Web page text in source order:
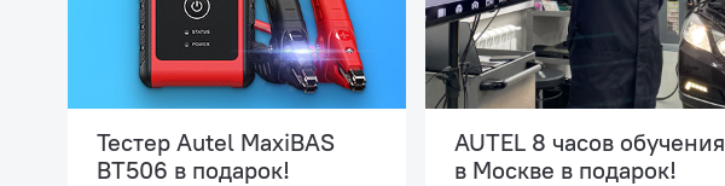
Тестер Autel MaxiBAS
BT506 в подарок!
AUTEL 8 часов обучения
в Москве в подарок!